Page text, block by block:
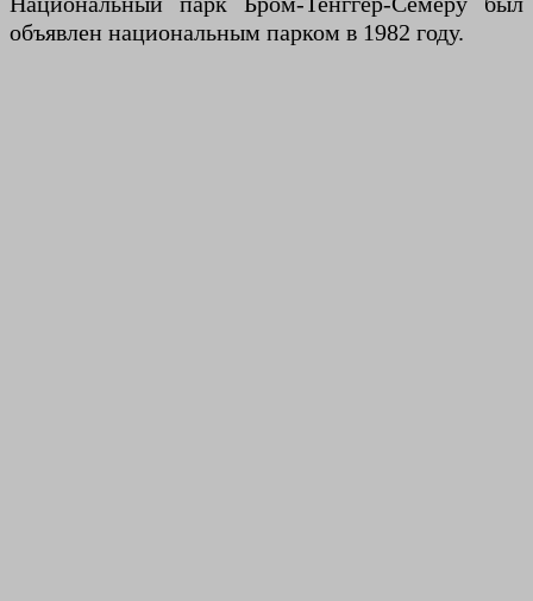
объявлен национальным парком в 1982 году.